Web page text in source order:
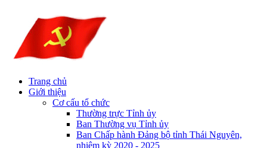
Trang chủ
Giới thiệu
Cơ cấu tổ chức
Thường trực Tỉnh ủy
Ban Thường vụ Tỉnh ủy
Ban Chấp hành Đảng bộ tỉnh Thái Nguyên,
nhiệm kỳ 2020 - 2025